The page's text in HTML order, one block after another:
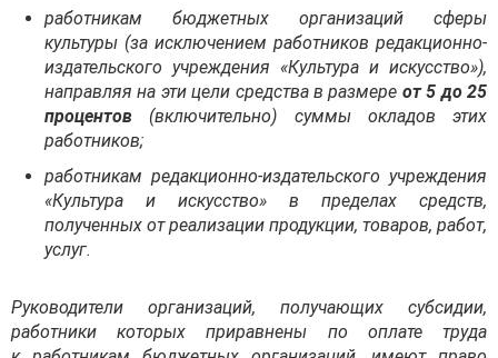
работникам бюджетных организаций сферы
культуры (за исключением работников редакционно-
издательского учреждения «Культура и искусство»),
направляя на эти цели средства в размере от 5 до 25
процентов (включительно) суммы окладов этих
работников;
работникам редакционно-издательского учреждения
«Культура и искусство» в пределах средств,
полученных от реализации продукции, товаров, работ,
услуг.
Руководители организаций, получающих субсидии,
работники которых приравнены по оплате труда